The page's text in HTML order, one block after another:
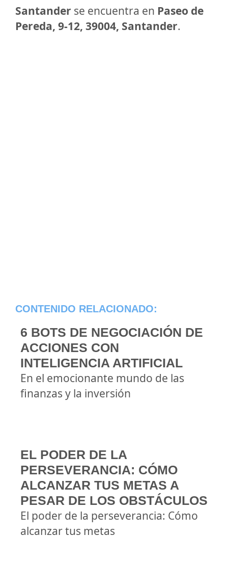
Santander se encuentra en Paseo de
Pereda, 9-12, 39004, Santander.
CONTENIDO RELACIONADO:
6 BOTS DE NEGOCIACIÓN DE
ACCIONES CON
INTELIGENCIA ARTIFICIAL
En el emocionante mundo de las
finanzas y la inversión
EL PODER DE LA
PERSEVERANCIA: CÓMO
ALCANZAR TUS METAS A
PESAR DE LOS OBSTÁCULOS
El poder de la perseverancia: Cómo
alcanzar tus metas